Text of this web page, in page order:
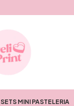
SETS MINI PASTELERIA